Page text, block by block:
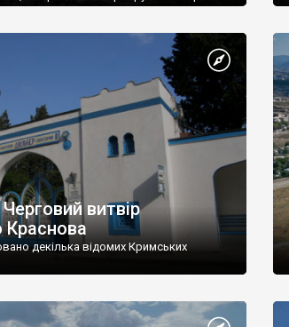
витвір
Краснова
декілька відомих Кримських